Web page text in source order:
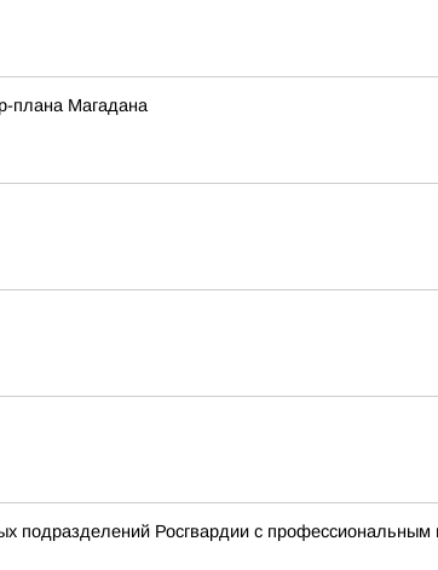
плана Магадана
подразделений Росгвардии с профессиональным